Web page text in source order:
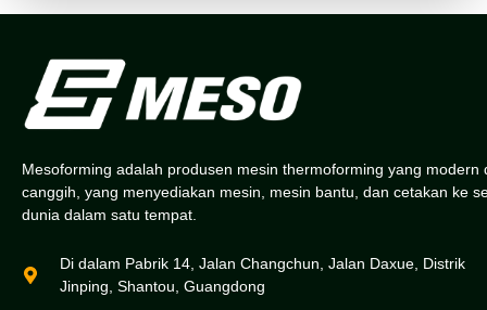
Mesoforming adalah produsen mesin thermoforming yang modern
canggih, yang menyediakan mesin, mesin bantu, dan cetakan ke
dunia dalam satu tempat.
Di dalam Pabrik 14, Jalan Changchun, Jalan Daxue, Distrik
Jinping, Shantou, Guangdong